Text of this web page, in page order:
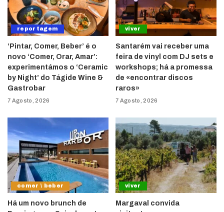
reportagem
‘Pintar, Comer, Beber’ é o
novo ‘Comer, Orar, Amar’:
experimentámos o ‘Ceramic
by Night’ do Tágide Wine &
Gastrobar
7 Agosto, 2026
viver
Santarém vai receber uma
feira de vinyl com DJ sets e
workshops; há a promessa
de «encontrar discos
raros»
7 Agosto, 2026
comer \ beber
Há um novo brunch de
viver
Margaval convida